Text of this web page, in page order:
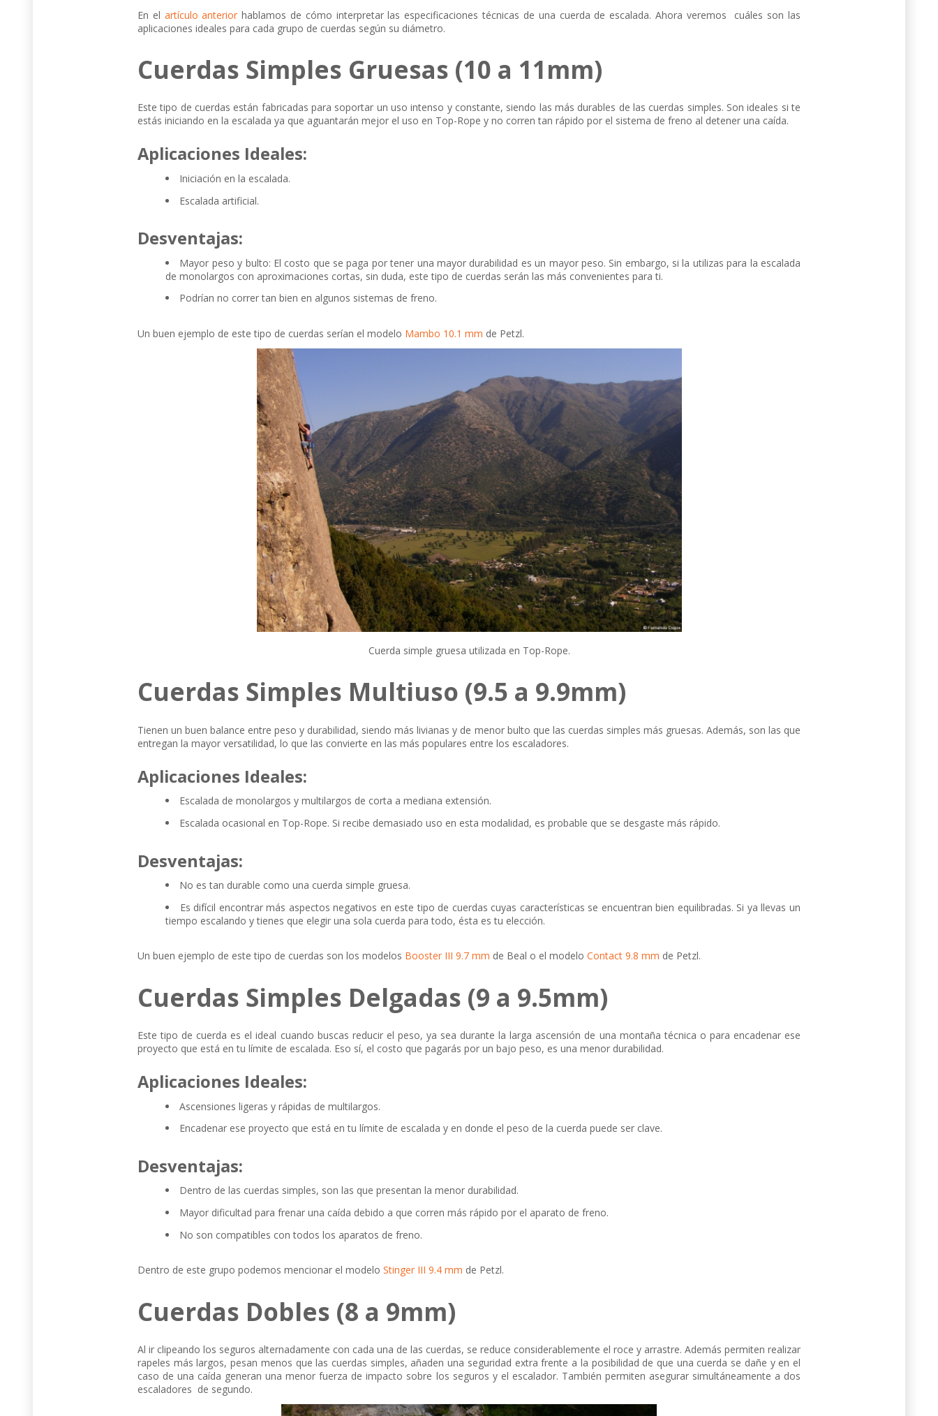
En el artículo anterior hablamos de cómo interpretar las especificaciones técnicas de una cuerda de escalada. Ahora veremos cuáles son las
aplicaciones ideales para cada grupo de cuerdas según su diámetro.
Cuerdas Simples Gruesas (10 a 11mm)
Este tipo de cuerdas están fabricadas para soportar un uso intenso y constante, siendo las más durables de las cuerdas simples. Son ideales si te
estás iniciando en la escalada ya que aguantarán mejor el uso en Top-Rope y no corren tan rápido por el sistema de freno al detener una caída.
Aplicaciones Ideales:
Iniciación en la escalada.
Escalada artificial.
Desventajas:
Mayor peso y bulto: El costo que se paga por tener una mayor durabilidad es un mayor peso. Sin embargo, si la utilizas para la escalada
de monolargos con aproximaciones cortas, sin duda, este tipo de cuerdas serán las más convenientes para ti.
Podrían no correr tan bien en algunos sistemas de freno.
Un buen ejemplo de este tipo de cuerdas serían el modelo Mambo 10.1 mm de Petzl.
Cuerda simple gruesa utilizada en Top-Rope.
Cuerdas Simples Multiuso (9.5 a 9.9mm)
Tienen un buen balance entre peso y durabilidad, siendo más livianas y de menor bulto que las cuerdas simples más gruesas. Además, son las que
entregan la mayor versatilidad, lo que las convierte en las más populares entre los escaladores.
Aplicaciones Ideales:
Escalada de monolargos y multilargos de corta a mediana extensión.
Escalada ocasional en Top-Rope. Si recibe demasiado uso en esta modalidad, es probable que se desgaste más rápido.
Desventajas:
No es tan durable como una cuerda simple gruesa.
Es difícil encontrar más aspectos negativos en este tipo de cuerdas cuyas características se encuentran bien equilibradas. Si ya llevas un
tiempo escalando y tienes que elegir una sola cuerda para todo, ésta es tu elección.
Un buen ejemplo de este tipo de cuerdas son los modelos Booster III 9.7 mm de Beal o el modelo Contact 9.8 mm de Petzl.
Cuerdas Simples Delgadas (9 a 9.5mm)
Este tipo de cuerda es el ideal cuando buscas reducir el peso, ya sea durante la larga ascensión de una montaña técnica o para encadenar ese
proyecto que está en tu límite de escalada. Eso sí, el costo que pagarás por un bajo peso, es una menor durabilidad.
Aplicaciones Ideales:
Ascensiones ligeras y rápidas de multilargos.
Encadenar ese proyecto que está en tu límite de escalada y en donde el peso de la cuerda puede ser clave.
Desventajas:
Dentro de las cuerdas simples, son las que presentan la menor durabilidad.
Mayor dificultad para frenar una caída debido a que corren más rápido por el aparato de freno.
No son compatibles con todos los aparatos de freno.
Dentro de este grupo podemos mencionar el modelo Stinger III 9.4 mm de Petzl.
Cuerdas Dobles (8 a 9mm)
Al ir clipeando los seguros alternadamente con cada una de las cuerdas, se reduce considerablemente el roce y arrastre. Además permiten realizar
rapeles más largos, pesan menos que las cuerdas simples, añaden una seguridad extra frente a la posibilidad de que una cuerda se dañe y en el
caso de una caída generan una menor fuerza de impacto sobre los seguros y el escalador. También permiten asegurar simultáneamente a dos
escaladores de segundo.